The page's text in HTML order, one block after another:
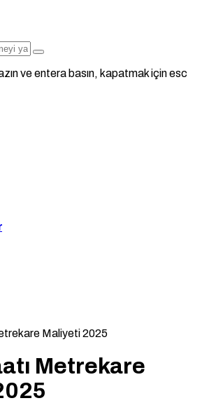
ve entera basın, kapatmak için esc
Maliyeti 2025
Metrekare